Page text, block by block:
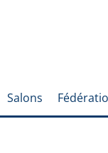
Salons